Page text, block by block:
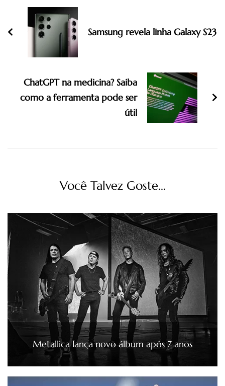
Samsung revela linha Galaxy S23
ChatGPT na medicina? Saiba
como a ferramenta pode ser
útil
Você Talvez Goste...
Metallica lança novo álbum após 7 anos